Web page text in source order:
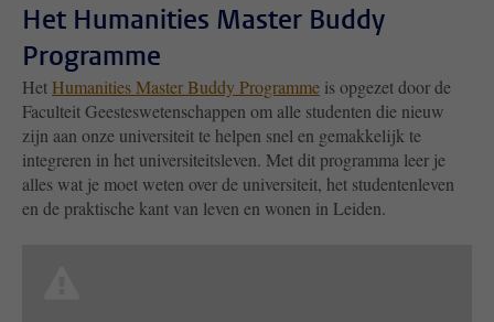
Het Humanities Master Buddy
Programme
HetHumanities Master Buddy Programme is opgezet door de
Faculteit Geesteswetenschappen om alle studenten die nieuw
zijn aan onze universiteit te helpen snel en gemakkelijk te
integreren in het universiteitsleven. Met dit programma leer je
alles wat je moet weten over de universiteit, het studentenleven
en de praktische kant van leven en wonen in Leiden.